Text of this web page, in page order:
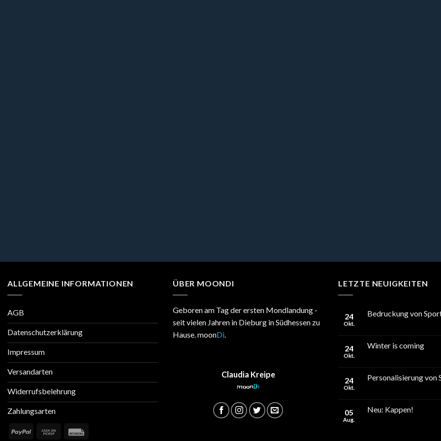
ALLGEMEINE INFORMATIONEN
AGB
Datenschutzerklärung
Impressum
Versandarten
Widerrufsbelehrung
Zahlungsarten
ÜBER MOONDI
Geboren am Tag der ersten Mondlandung -
seit vielen Jahren in Dieburg in Südhessen zu
Hause. moonDi.
Claudia Kreipe
moonDi
LETZTE NEUIGKEITEN
24
Okt.
Bedruckung von
24
Okt.
Winter is coming
24
Okt.
Personalisierung von
05
Aug.
Neu: Kappen!